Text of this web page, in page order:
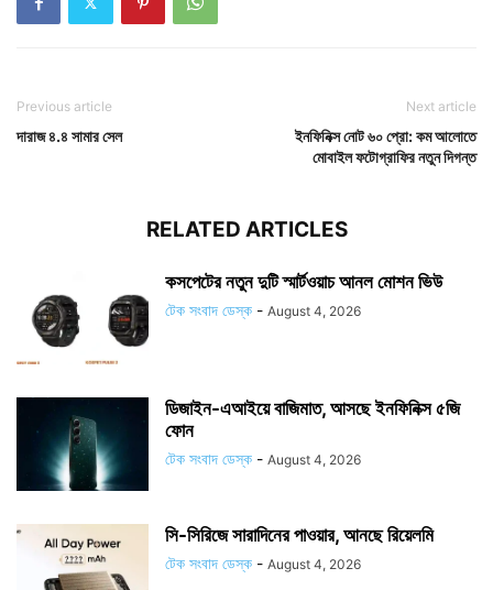
Previous article
দারাজ ৪.৪ সামার সেল
Next article
ইনফিনিক্স নোট ৬০ প্রো: কম আলোতে
মোবাইল ফটোগ্রাফির নতুন দিগন্ত
RELATED ARTICLES
কসপেটের নতুন দুটি স্মার্টওয়াচ আনল মোশন ভিউ
টেক সংবাদ ডেস্ক - August 4, 2026
ডিজাইন-এআইয়ে বাজিমাত, আসছে ইনফিনিক্স ৫জি
ফোন
টেক সংবাদ ডেস্ক - August 4, 2026
সি-সিরিজে সারাদিনের পাওয়ার, আনছে রিয়েলমি
টেক সংবাদ ডেস্ক - August 4, 2026